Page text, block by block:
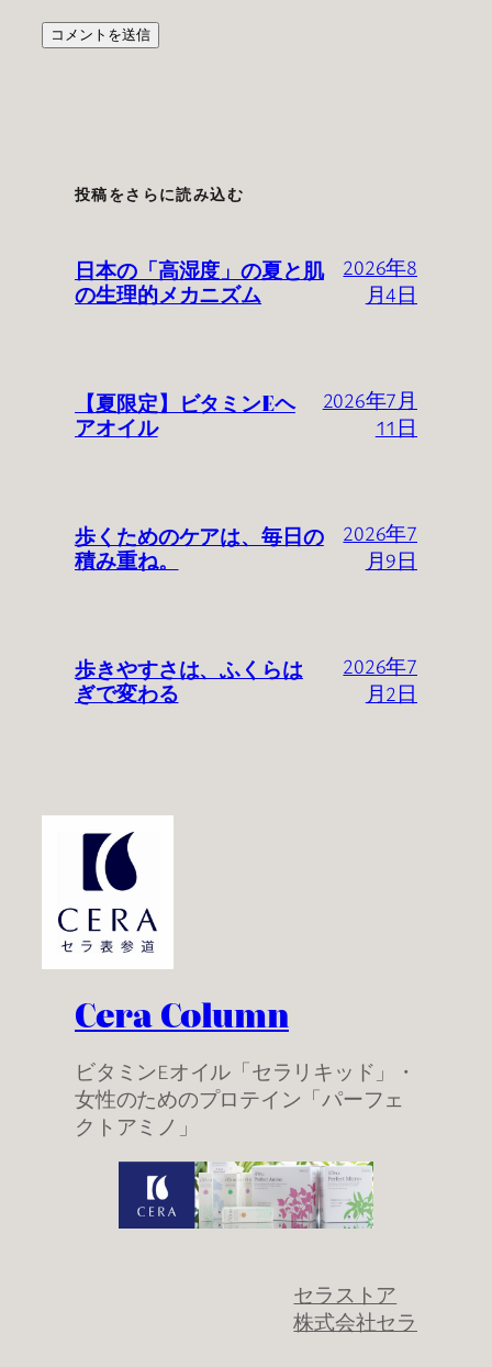
投稿をさらに読み込む
日本の「高湿度」の夏と肌
の生理的メカニズム
2026年8
月4日
【夏限定】ビタミンEヘ
アオイル
2026年7月
11日
歩くためのケアは、毎日の
積み重ね。
2026年7
月9日
歩きやすさは、ふくらは
ぎで変わる
2026年7
月2日
Cera Column
ビタミンEオイル「セラリキッド」・
女性のためのプロテイン「パーフェ
クトアミノ」
セラストア
株式会社セラ